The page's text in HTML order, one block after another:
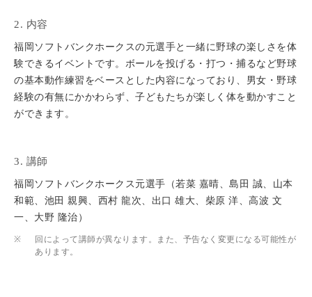
2. 内容
福岡ソフトバンクホークスの元選手と一緒に野球の楽しさを体
験できるイベントです。ボールを投げる・打つ・捕るなど野球
の基本動作練習をベースとした内容になっており、男女・野球
経験の有無にかかわらず、子どもたちが楽しく体を動かすこと
ができます。
3. 講師
福岡ソフトバンクホークス元選手（若菜 嘉晴、島田 誠、山本
和範、池田 親興、西村 龍次、出口 雄大、柴原 洋、高波 文
一、大野 隆治）
※
回によって講師が異なります。また、予告なく変更になる可能性が
あります。